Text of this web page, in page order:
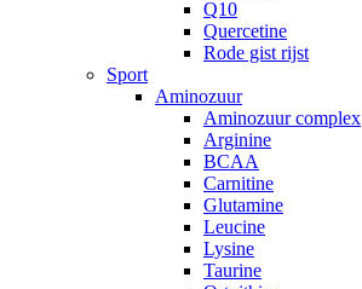
Q10
Quercetine
Rode gist rijst
Sport
Aminozuur
Aminozuur complex
Arginine
BCAA
Carnitine
Glutamine
Leucine
Lysine
Taurine